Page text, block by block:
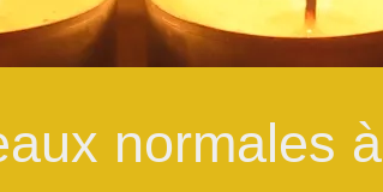
normales à